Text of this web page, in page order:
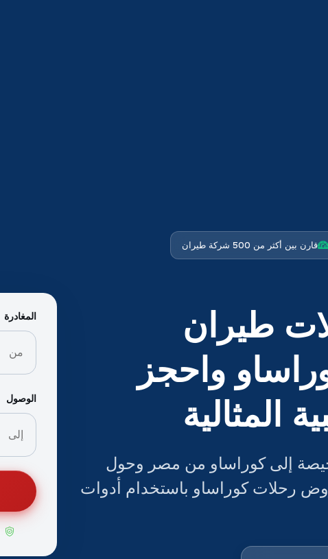
قارن بين أكثر من 500 شركة طيران
طيران
واحجز
المثالية
إلى كوراساو من مصر وحول
رحلات كوراساو باستخدام أدوات
المغادرة
الوصول